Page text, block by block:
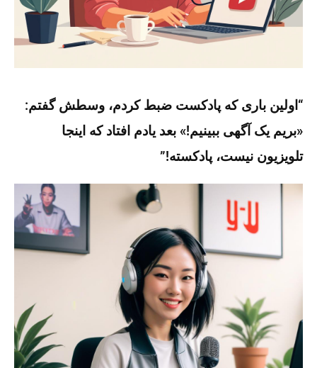
“اولین باری که پادکست ضبط کردم، وسطش گفتم:
«بریم یک آگهی ببینیم!» بعد یادم افتاد که اینجا
تلویزیون نیست، پادکسته!”